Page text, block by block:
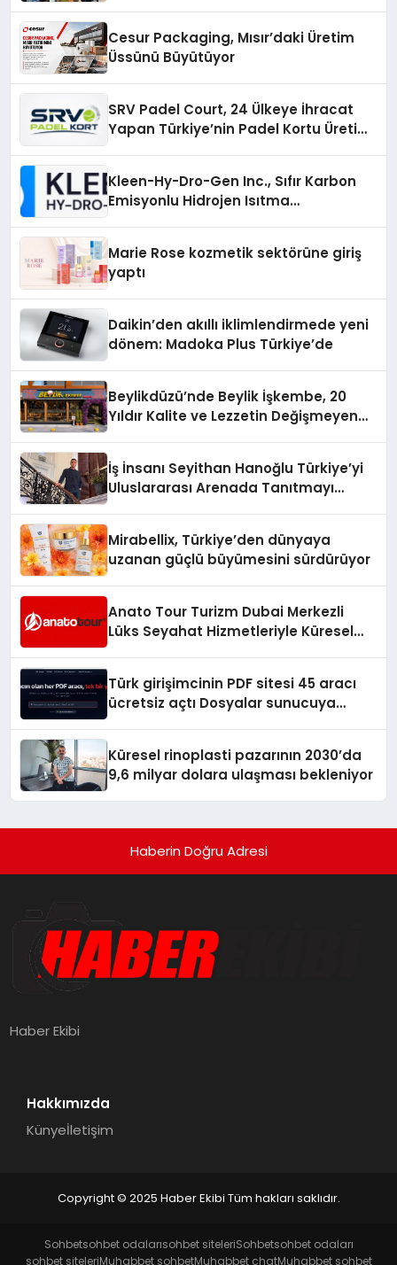
Cesur Packaging, Mısır’daki Üretim
Üssünü Büyütüyor
SRV Padel Court, 24 Ülkeye İhracat
Yapan Türkiye’nin Padel Kortu Üretim
Kleen-Hy-Dro-Gen Inc., Sıfır Karbon
Emisyonlu Hidrojen Isıtma
Marie Rose kozmetik sektörüne giriş
yaptı
Daikin’den akıllı iklimlendirmede yeni
dönem: Madoka Plus Türkiye’de
Beylikdüzü’nde Beylik İşkembe, 20
Yıldır Kalite ve Lezzetin Değişmeyen
İş İnsanı Seyithan Hanoğlu Türkiye’yi
Uluslararası Arenada Tanıtmayı
Mirabellix, Türkiye’den dünyaya
uzanan güçlü büyümesini sürdürüyor
Anato Tour Turizm Dubai Merkezli
Lüks Seyahat Hizmetleriyle Küresel
Türk girişimcinin PDF sitesi 45 aracı
ücretsiz açtı Dosyalar sunucuya
Küresel rinoplasti pazarının 2030’da
9,6 milyar dolara ulaşması bekleniyor
Haberin Doğru Adresi
Haber Ekibi
Hakkımızda
Künyeİletişim
Copyright © 2025 Haber Ekibi Tüm hakları saklıdır.
Sohbetsohbet odalarısohbet siteleriSohbetsohbet odaları
sohbet siteleriMuhabbet sohbetMuhabbet chatMuhabbet sohbet